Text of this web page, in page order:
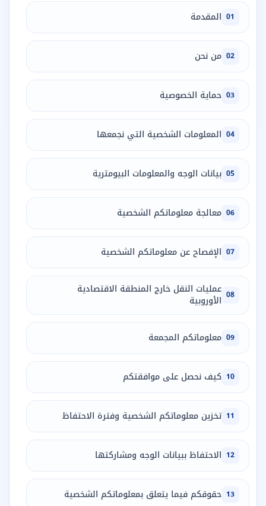
01 المقدمة
02 من نحن
03 حماية الخصوصية
04 المعلومات الشخصية التي نجمعها
05 بيانات الوجه والمعلومات البيومترية
06 معالجة معلوماتكم الشخصية
07 الإفصاح عن معلوماتكم الشخصية
08 عمليات النقل خارج المنطقة الاقتصادية
الأوروبية
09 معلوماتكم المجمعة
10 كيف نحصل على موافقتكم
11 تخزين معلوماتكم الشخصية وفترة الاحتفاظ
12 الاحتفاظ ببيانات الوجه ومشاركتها
13 حقوقكم فيما يتعلق بمعلوماتكم الشخصية